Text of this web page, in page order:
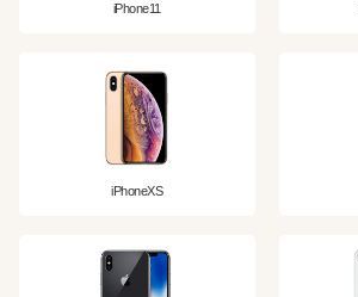
iPhone11
iPhoneXS